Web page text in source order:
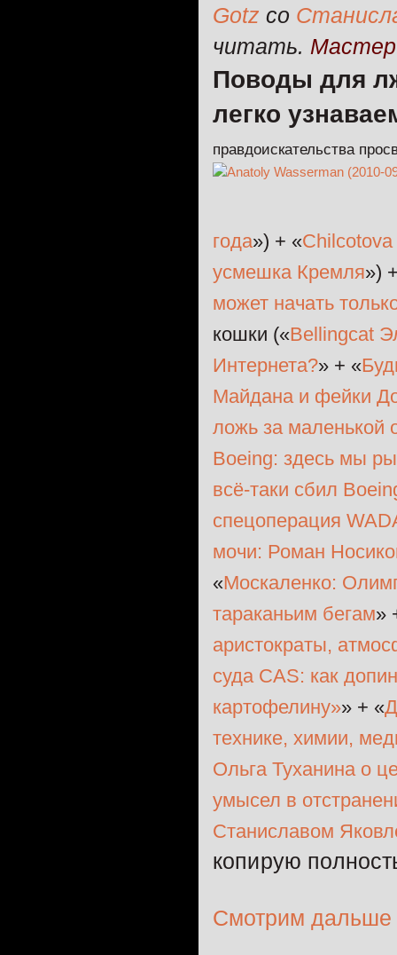
Gotz со
читать.
Поводы для
легко
правдоискательства
года») + «
усмешка Кремля»)
может начать
кошки («Bellingcat
Интернета?» + «
Майдана и фейки
ложь за маленькой
Boeing: здесь мы
всё-таки сбил
спецоперация
мочи: Роман
«Москаленко:
тараканьим бегам»
аристократы,
суда CAS: как
картофелину»» + «
технике, химии,
Ольга Туханина о
умысел в
Станиславом
копирую
Смотрим